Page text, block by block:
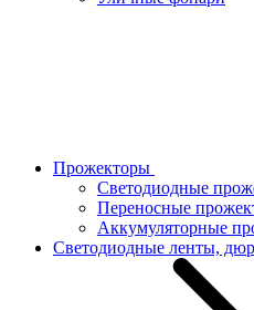
Прожекторы
Светодиодные
Переносные
Аккумуляторные
Светодиодные ленты,